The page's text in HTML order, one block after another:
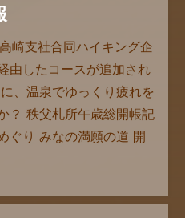
崎支社合同ハイキング企
由したコースが追加され
、温泉でゆっくり疲れを
？ 秩父札所午歳総開帳記
ぐり みなの満願の道 開